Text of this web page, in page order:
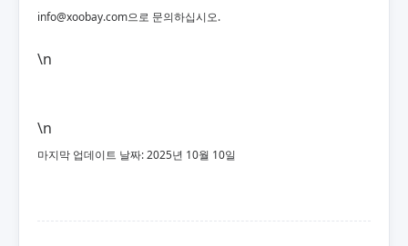
info@xoobay.com으로 문의하십시오.
\n
\n
마지막 업데이트 날짜: 2025년 10월 10일